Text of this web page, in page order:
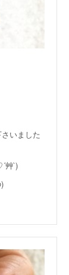
いました
艸`)